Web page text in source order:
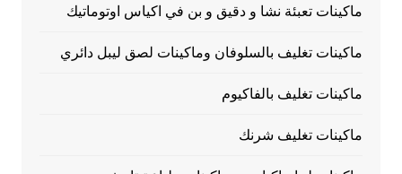
ماكينات تعبئة نشا و دقيق و بن في اكياس اوتوماتيك
ماكينات تغليف بالسلوفان وماكينات لصق ليبل دائري
ماكينات تغليف بالفاكيوم
ماكينات تغليف شرنك